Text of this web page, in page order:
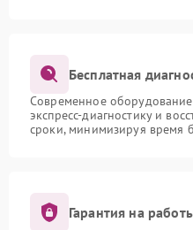
Бесплатная
Современное
экспресс-диагностику и
сроки, минимизируя время
Гарантия на